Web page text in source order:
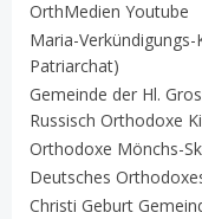
OrthMedien Youtube
Maria-
Patriarchat)
Gemeinde der Hl.
Russisch Orthodoxe
Orthodoxe Mönchs-
Deutsches
Christi Geburt